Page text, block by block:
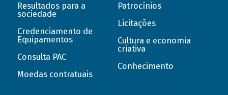
Resultados para a
sociedade
Credenciamento de
Equipamentos
Consulta PAC
Moedas contratuais
Patrocínios
Licitações
Cultura e economia
criativa
Conhecimento